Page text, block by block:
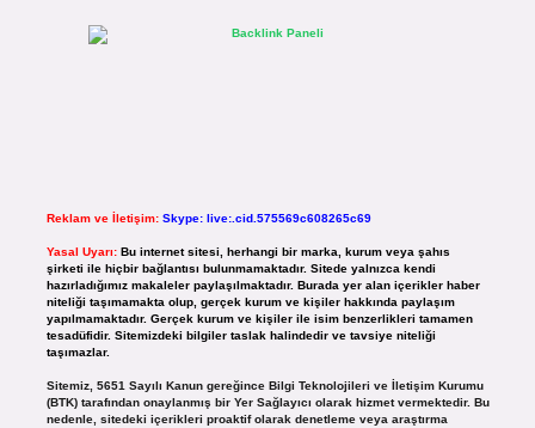
Reklam ve İletişim: Skype: live:.cid.575569c608265c69
Yasal Uyarı: Bu internet sitesi, herhangi bir marka, kurum veya şahıs
şirketi ile hiçbir bağlantısı bulunmamaktadır. Sitede yalnızca kendi
hazırladığımız makaleler paylaşılmaktadır. Burada yer alan içerikler haber
niteliği taşımamakta olup, gerçek kurum ve kişiler hakkında paylaşım
yapılmamaktadır. Gerçek kurum ve kişiler ile isim benzerlikleri tamamen
tesadüfidir. Sitemizdeki bilgiler taslak halindedir ve tavsiye niteliği
taşımazlar.
Sitemiz, 5651 Sayılı Kanun gereğince Bilgi Teknolojileri ve İletişim Kurumu
(BTK) tarafından onaylanmış bir Yer Sağlayıcı olarak hizmet vermektedir. Bu
nedenle, sitedeki içerikleri proaktif olarak denetleme veya araştırma